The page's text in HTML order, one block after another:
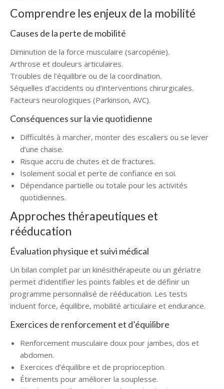
Comprendre les enjeux de la mobilité
Causes de la perte de mobilité
Diminution de la force musculaire (sarcopénie).
Arthrose et douleurs articulaires.
Troubles de l’équilibre ou de la coordination.
Séquelles d’accidents ou d’interventions chirurgicales.
Facteurs neurologiques (Parkinson, AVC).
Conséquences sur la vie quotidienne
Difficultés à marcher, monter des escaliers ou se lever
d’une chaise.
Risque accru de chutes et de fractures.
Isolement social et perte de confiance en soi.
Dépendance partielle ou totale pour les activités
quotidiennes.
Approches thérapeutiques et
rééducation
Évaluation physique et suivi médical
Un bilan complet par un kinésithérapeute ou un gériatre
permet d’identifier les points faibles et de définir un
programme personnalisé de rééducation. Les tests
incluent force, équilibre, mobilité articulaire et endurance.
Exercices de renforcement et d’équilibre
Renforcement musculaire doux pour jambes, dos et
abdomen.
Exercices d’équilibre et de proprioception.
Étirements pour améliorer la souplesse.